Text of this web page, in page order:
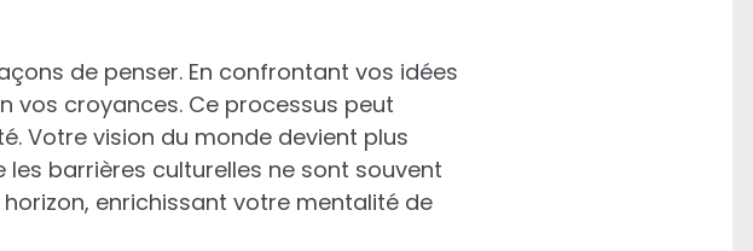
de penser. En confrontant vos idées
vos croyances. Ce processus peut
Votre vision du monde devient plus
barrières culturelles ne sont souvent
enrichissant votre mentalité de